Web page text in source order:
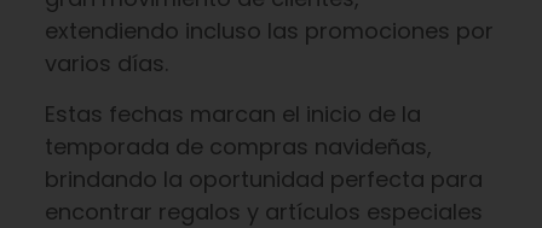
extendiendo incluso las promociones por
varios días.
Estas fechas marcan el inicio de la
temporada de compras navideñas,
brindando la oportunidad perfecta para
encontrar regalos y artículos especiales